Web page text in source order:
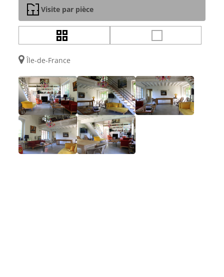
Visite par pièce
Île-de-France